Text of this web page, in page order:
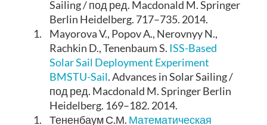
Sailing / под ред. Macdonald M. Springer
Berlin Heidelberg. 717–735. 2014.
1.
Mayorova V., Popov A., Nerovnyy N.,
Rachkin D., Tenenbaum S. ISS-Based
Solar Sail Deployment Experiment
BMSTU-Sail. Advances in Solar Sailing /
под ред. Macdonald M. Springer Berlin
Heidelberg. 169–182. 2014.
1.
Тененбаум С.М. Математическая